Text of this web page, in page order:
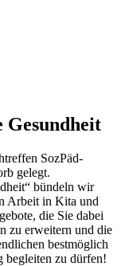
Gesundheit
SozPäd-
gelegt.
bündeln wir
Arbeit in Kita und
die Sie dabei
zu erweitern und die
bestmöglich
begleiten zu dürfen!